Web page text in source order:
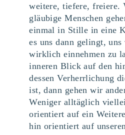
weitere, tiefere, freiere.
gläubige Menschen
einmal in Stille in eine
es uns dann gelingt,
wirklich einnehmen zu
inneren Blick auf den
dessen Verherrlichung
ist, dann gehen wir
Weniger alltäglich
orientiert auf ein
hin orientiert auf